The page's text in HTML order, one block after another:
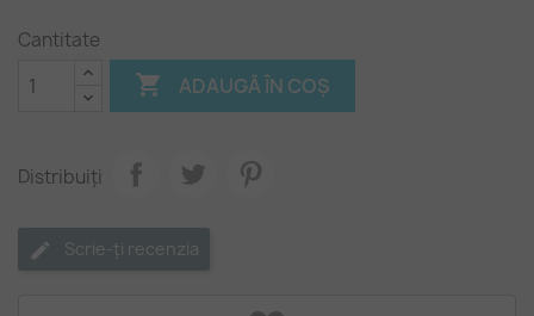
Cantitate
 ADAUGĂ ÎN COȘ
Distribuiți
Scrie-ți recenzia